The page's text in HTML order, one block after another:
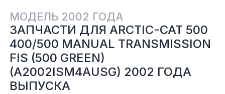
Yamaha
Салонные фильтры
Корпус,пластик
Подвеска
Ремни безопасности
Kawasaki
МОДЕЛЬ 2002 ГОДА
ЗАПЧАСТИ ДЛЯ ARCTIC-CAT 500
400/500 MANUAL TRANSMISSION
FIS (500 GREEN)
(A2002ISM4AUSG) 2002 ГОДА
ВЫПУСКА